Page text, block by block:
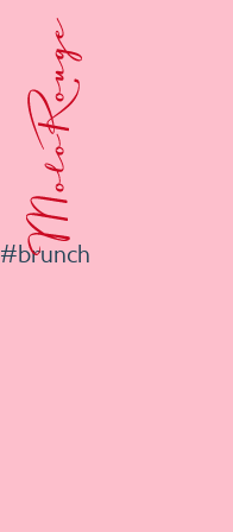
#brunch